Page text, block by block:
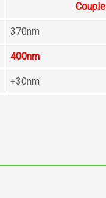
Couple
370nm
400nm
+30nm